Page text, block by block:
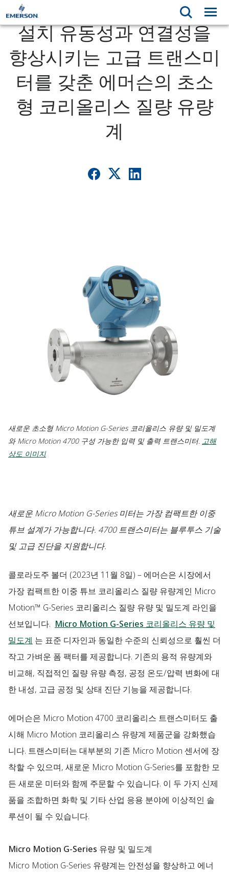
설치 유동성과 연결성을
향상시키는 고급 트랜스미
터를 갖춘 에머슨의 초소
형 코리올리스 질량 유량
계
새로운 초소형 Micro Motion G-Series 코리올리스 유량 및 밀도계
와 Micro Motion 4700 구성 가능한 입력 및 출력 트랜스미터. 고해
상도 이미지
새로운 Micro Motion G-Series 미터는 가장 컴팩트한 이중
튜브 설계가 가능합니다. 4700 트랜스미터는 블루투스 기술
및 고급 진단을 지원합니다.
콜로라도주 볼더 (2023년 11월 8일) – 에머슨은 시장에서
가장 컴팩트한 이중 튜브 코리올리스 질량 유량계인 Micro
Motion™ G-Series 코리올리스 질량 유량 및 밀도계 라인을
선보입니다. Micro Motion G-Series 코리올리스 유량 및
밀도계 는 표준 디자인과 동일한 수준의 신뢰성으로 훨씬 더
작고 가벼운 폼 팩터를 제공합니다. 기존의 용적 유량계와
비교해, 직접적인 질량 유량 측정, 공정 온도/압력 변화에 대
한 내성, 고급 공정 및 상태 진단 기능을 제공합니다.
에머슨은 Micro Motion 4700 코리올리스 트랜스미터도 출
시해 Micro Motion 코리올리스 유량계 제품군을 강화했습
니다. 트랜스미터는 대부분의 기존 Micro Motion 센서에 장
착할 수 있으며, 새로운 Micro Motion G-Series를 포함한 모
든 새로운 미터와 함께 주문할 수 있습니다. 이 두 가지 신제
품을 조합하면 화학 및 기타 산업 응용 분야에 이상적인 솔
루션이 될 수 있습니다.
Micro Motion G-Series 유량 및 밀도계
Micro Motion G-Series 유량계는 안전성을 향상하고 에너